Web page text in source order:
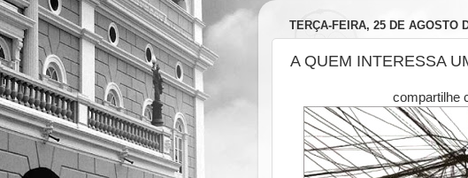
TERÇA-FEIRA, 25 DE AGOSTO
A QUEM INTERESSA
compartilhe